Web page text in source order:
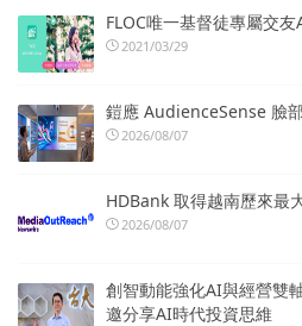
FLOC唯一基督徒專屬交
2021/03/29
鎧應 AudienceSense 臉
2026/08/07
HDBank 取得越南歷來最
2026/08/07
創智動能強化AI與經營雙
邀分享AI時代投資思維